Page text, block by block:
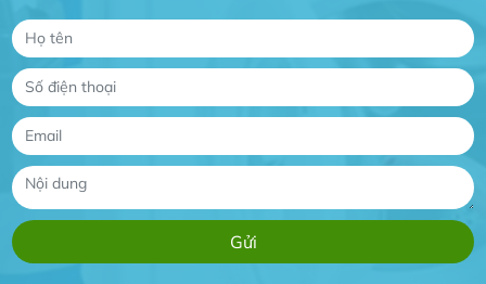
Gia Đình chúng tôi rất hài lòng dịch vụ tại
Dự án nhà phố đẹp lên nhờ đội thợ điện từ dịch
Dịch vụ MoTor